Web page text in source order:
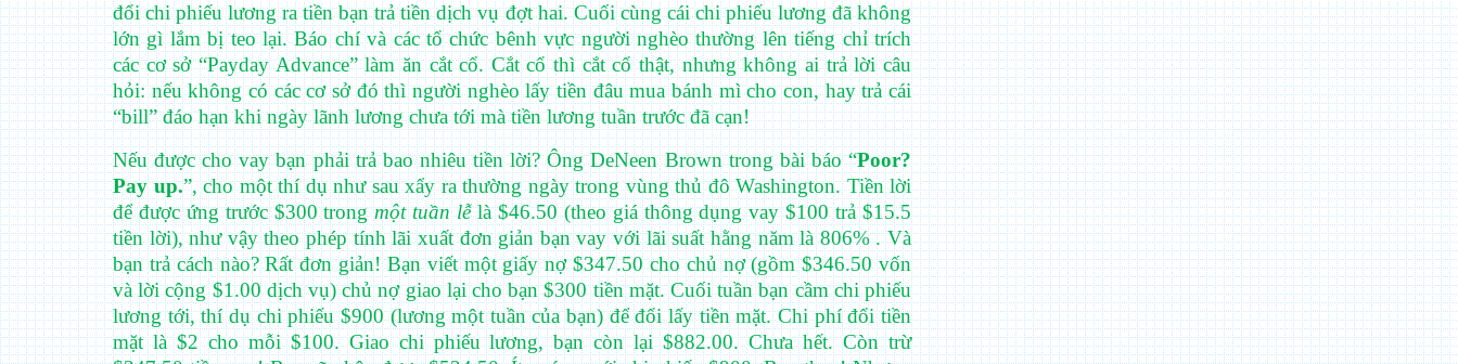
đổi chi phiếu lương ra tiền bạn trả tiền dịch vụ đợt hai. Cuối cùng cái chi phiếu lương đã không
lớn gì lắm bị teo lại. Báo chí và các tổ chức bênh vực người nghèo thường lên tiếng chỉ trích
các cơ sở “Payday Advance” làm ăn cắt cổ. Cắt cổ thì cắt cổ thật, nhưng không ai trả lời câu
hỏi: nếu không có các cơ sở đó thì người nghèo lấy tiền đâu mua bánh mì cho con, hay trả cái
“bill” đáo hạn khi ngày lãnh lương chưa tới mà tiền lương tuần trước đã cạn!
Nếu được cho vay bạn phải trả bao nhiêu tiền lời? Ông DeNeen Brown trong bài báo “Poor?
Pay up.”, cho một thí dụ như sau xẩy ra thường ngày trong vùng thủ đô Washington. Tiền lời
để được ứng trước $300 trongmột tuần lễlà $46.50 (theo giá thông dụng vay $100 trả $15.5
tiền lời), như vậy theo phép tính lãi xuất đơn giản bạn vay với lãi suất hằng năm là 806% . Và
bạn trả cách nào? Rất đơn giản! Bạn viết một giấy nợ $347.50 cho chủ nợ (gồm $346.50 vốn
và lời cộng $1.00 dịch vụ) chủ nợ giao lại cho bạn $300 tiền mặt. Cuối tuần bạn cầm chi phiếu
lương tới, thí dụ chi phiếu $900 (lương một tuần của bạn) để đổi lấy tiền mặt. Chi phí đổi tiền
mặt là $2 cho mỗi $100. Giao chi phiếu lương, bạn còn lại $882.00. Chưa hết. Còn trừ